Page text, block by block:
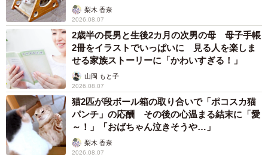
梨木 香奈
2026.08.07
2歳半の長男と生後2カ月の次男の母 母子手帳
2冊をイラストでいっぱいに 見る人を楽しま
せる家族ストーリーに「かわいすぎる！」
山岡 もと子
2026.08.07
猫2匹が段ボール箱の取り合いで「ポコスカ猫
パンチ」の応酬 その後の心温まる結末に「愛
～！」「おばちゃん泣きそうや…」
梨木 香奈
2026.08.07